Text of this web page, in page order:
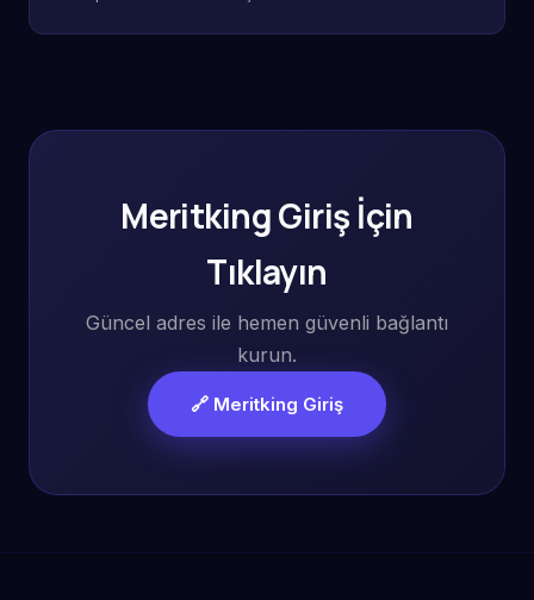
Meritking Giriş İçin
Tıklayın
Güncel adres ile hemen güvenli bağlantı
kurun.
🔗 Meritking Giriş